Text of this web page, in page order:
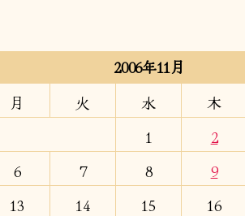
2006年11月
月 火 水 木
1
2
6 7 8 9
13 14 15 16